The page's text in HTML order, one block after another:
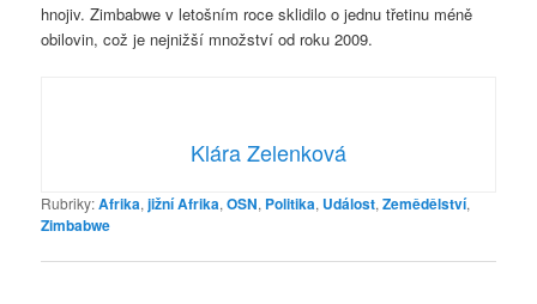
hnojiv. Zimbabwe v letošním roce sklidilo o jednu třetinu méně
obilovin, což je nejnižší množství od roku 2009.
Klára Zelenková
Rubriky:Afrika,jižní Afrika,OSN, Politika, Událost,Zemědělství,
Zimbabwe